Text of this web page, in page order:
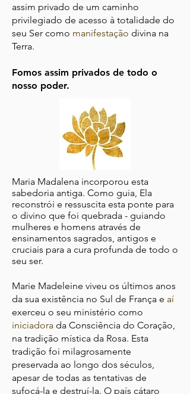
assim privado de um caminho
privilegiado de acesso à totalidade do
seu Ser como manifestação divina na
Terra.
Fomos assim privados de todo o
nosso poder.
Maria Madalena incorporou esta
sabedoria antiga. Como guia, Ela
reconstrói e ressuscita esta ponte para
o divino que foi quebrada - guiando
mulheres e homens através de
ensinamentos sagrados, antigos e
cruciais para a cura profunda de todo o
seu ser.
Marie Madeleine viveu os últimos anos
da sua existência no Sul de França e aí
exerceu o seu ministério como
iniciadora da Consciência do Coração,
na tradição mística da Rosa. Esta
tradição foi milagrosamente
preservada ao longo dos séculos,
apesar de todas as tentativas de
sufocá-la e destruí-la. O país cátaro